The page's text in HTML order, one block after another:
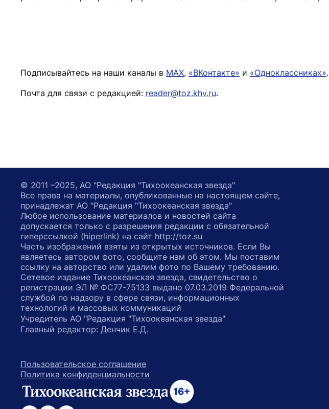
Подписывайтесь на наши каналы в MAX, «ВКонтакте» и «Одноклассниках».
Почта для связи с редакцией: reader@toz.khv.ru.
© 2011 –2025, АО "Редакция "Тихоокеанская звезда"
Все права на материалы, опубликованные на настоящем сайте,
принадлежат АО "Редакция "Тихоокеанская звезда"
Любое использование материалов и новостей сайта
допускается только с разрешения редакции с обязательной
гиперссылкой (hiperlink) на сайт http://toz.su
Часть изображений взяты из открытых источников. Если Вы
являетесь автором фото, сообщите нам об этом. Мы поставим
ссылку на авторство или удалим фото по Вашему требованию.
Сетевое издание Тихоокеанская звезда, свидетельство о
регистрации ЭЛ № ФС77-75133 выдано 07.03.2019 Федеральной
службой по надзору в сфере связи, информационных
технологий и массовых коммуникаций
Учредитель АО "Редакция "Тихоокеанская звезда"
Главный редактор: Денчик Е.Д.
Пользовательское соглашение
Политика конфиденциальности
ссылка на главную
возрастное ограничение 16+